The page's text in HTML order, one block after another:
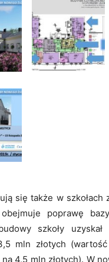
się także w szkołach
poprawę
szkoły
mln złotych
4,5 mln złotych). W